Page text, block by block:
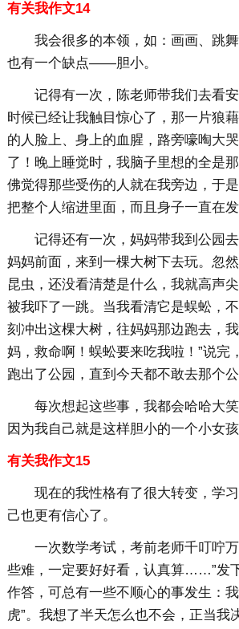
有关我作文14
我会很多的本领，如：画画、跳
也有一个缺点——胆小。
记得有一次，陈老师带我们去看
时候已经让我触目惊心了，那一片狼
的人脸上、身上的血腥，路旁嚎啕大
了！晚上睡觉时，我脑子里想的全是
佛觉得那些受伤的人就在我旁边，于
把整个人缩进里面，而且身子一直在发
记得还有一次，妈妈带我到公园
妈妈前面，来到一棵大树下去玩。忽
昆虫，还没看清楚是什么，我就高声
被我吓了一跳。当我看清它是蜈蚣，
刻冲出这棵大树，往妈妈那边跑去，
妈，救命啊！蜈蚣要来吃我啦！”说完
跑出了公园，直到今天都不敢去那个公
每次想起这些事，我都会哈哈大
因为我自己就是这样胆小的一个小女孩
有关我作文15
现在的我性格有了很大转变，学
己也更有信心了。
一次数学考试，考前老师千叮咛
些难，一定要好好看，认真算……”发
作答，可总有一些不顺心的事发生：
虎”。我想了半天怎么也不会，正当我